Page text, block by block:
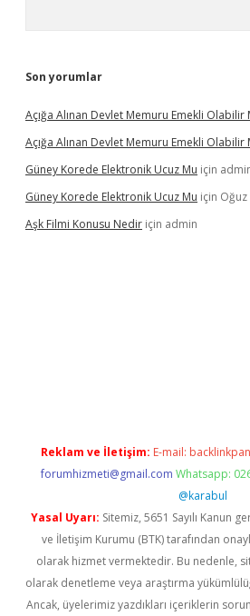
Son yorumlar
Açığa Alınan Devlet Memuru Emekli Olabilir
Açığa Alınan Devlet Memuru Emekli Olabilir
Güney Korede Elektronik Ucuz Mu için
Güney Korede Elektronik Ucuz Mu için Oğuz
Aşk Filmi Konusu Nedir için admin
Reklam ve İletişim: E-mail:
forumhizmeti@gmail.com Whatsapp:
@karabul
Yasal Uyarı: Sitemiz, 5651 Sayılı Kanun
ve İletişim Kurumu (BTK) tarafından
olarak hizmet vermektedir. Bu nedenle,
olarak denetleme veya araştırma
Ancak, üyelerimiz yazdıkları içeriklerin